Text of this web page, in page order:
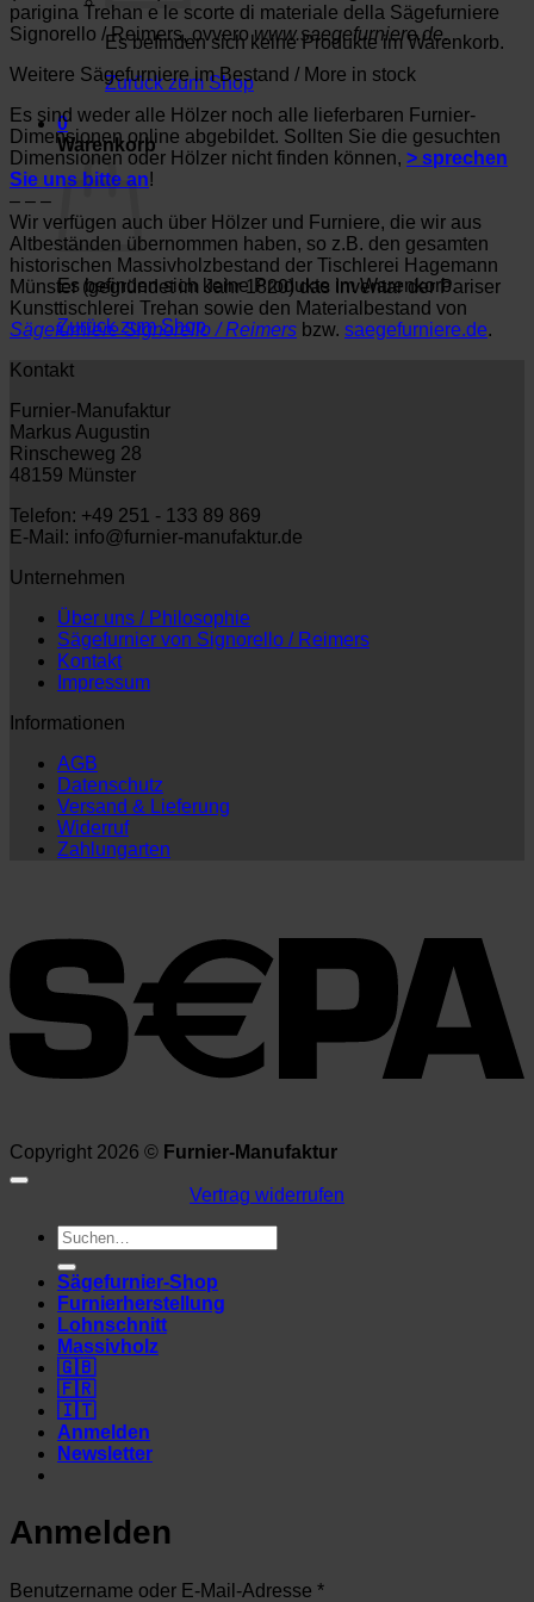
Es befinden sich keine Produkte im Warenkorb.
Zurück zum Shop
0
Warenkorb
Es befinden sich keine Produkte im Warenkorb.
Zurück zum Shop
parigina Trehan e le scorte di materiale della Sägefurniere
Signorello /Reimers,ovvero www.saegefurniere.de.
Weitere Sägefurniere im Bestand / More in stock
Es sind weder alle Hölzer noch alle lieferbaren Furnier-
Dimensionen online abgebildet. Sollten Sie die gesuchten
Dimensionen oder Hölzer nicht finden können, > sprechen
Sie uns bitte an!
– – –
Wir verfügen auch über Hölzer und Furniere, die wir aus
Altbeständen übernommen haben, so z.B. den gesamten
historischen Massivholzbestand der Tischlerei Hagemann
Münster (gegründet im Jahr 1820) das Inventar der Pariser
Kunsttischlerei Trehan sowie den Materialbestand von
Sägefurniere Signorello / Reimers bzw. saegefurniere.de.
Kontakt
Furnier-Manufaktur
Markus Augustin
Rinscheweg 28
48159 Münster
Telefon: +49 251 - 133 89 869
E-Mail: info@furnier-manufaktur.de
Unternehmen
Über uns / Philosophie
Sägefurnier von Signorello / Reimers
Kontakt
Impressum
Informationen
AGB
Datenschutz
Versand & Lieferung
Widerruf
Zahlungarten
Copyright 2026 © Furnier-Manufaktur
Vertrag widerrufen
Suchen
nach:
Sägefurnier-Shop
Furnierherstellung
Lohnschnitt
Massivholz
🇬🇧
🇫🇷
🇮🇹
Anmelden
Newsletter
Anmelden
Benutzername oder E-Mail-Adresse *Erforderlich